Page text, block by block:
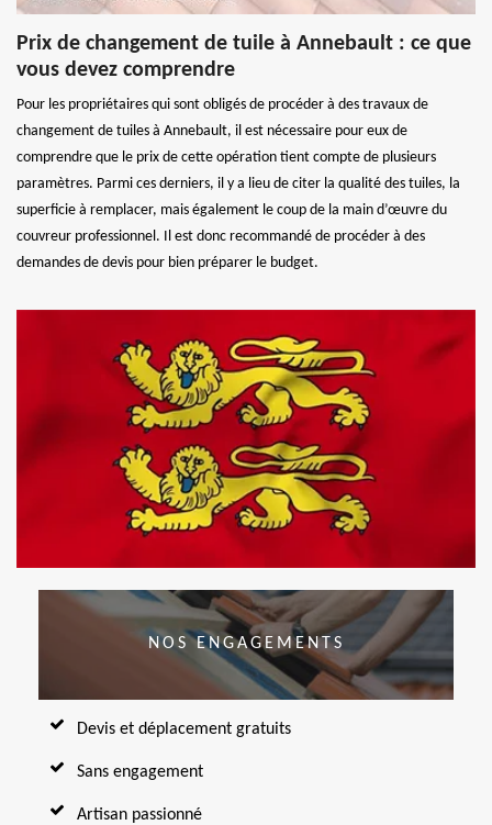
Prix de changement de tuile à Annebault : ce que
vous devez comprendre
Pour les propriétaires qui sont obligés de procéder à des travaux de
changement de tuiles à Annebault, il est nécessaire pour eux de
comprendre que le prix de cette opération tient compte de plusieurs
paramètres. Parmi ces derniers, il y a lieu de citer la qualité des tuiles, la
superficie à remplacer, mais également le coup de la main d’œuvre du
couvreur professionnel. Il est donc recommandé de procéder à des
demandes de devis pour bien préparer le budget.
NOS ENGAGEMENTS
Devis et déplacement gratuits
Sans engagement
Artisan passionné